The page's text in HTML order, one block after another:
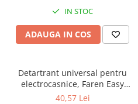
IN STOC
ADAUGA IN COS
Detartrant universal pentru
electrocasnice, Faren Easy
Descaler, 500ml
40,57 Lei